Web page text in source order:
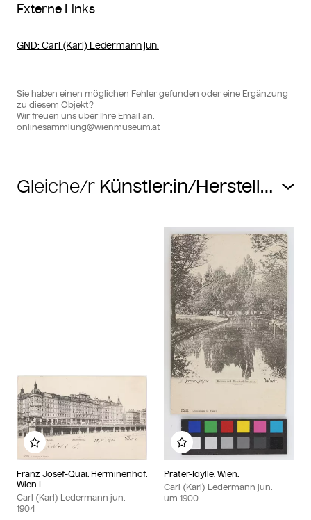
Externe Links
GND: Carl (Karl) Ledermann jun.
Sie haben einen möglichen Fehler gefunden oder eine Ergänzung
zu diesem Objekt?
Wir freuen uns über Ihre Email an:
onlinesammlung@wienmuseum.at
Gleiche/r
Franz Josef-Quai. Herminenhof.
Wien I.
Carl (Karl) Ledermann jun.
1904
Zu meinem Album hinzufügen
Prater-Idylle. Wien.
Carl (Karl) Ledermann jun.
um 1900
Zu meinem Album